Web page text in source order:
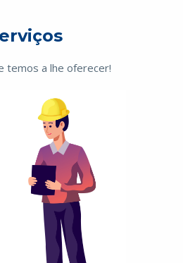
temos a lhe oferecer!